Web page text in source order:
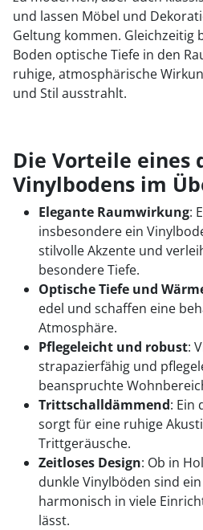
und lassen Möbel und
Geltung kommen. Gleichzeitig
Boden optische Tiefe in den
ruhige, atmosphärische
und Stil ausstrahlt.
Die Vorteile eines
Vinylbodens im
Elegante Raumwirkung:
insbesondere ein
stilvolle Akzente und
besondere Tiefe.
Optische Tiefe und
edel und schaffen eine
Atmosphäre.
Pflegeleicht und robust:
strapazierfähig und
beanspruchte
Trittschalldämmend: Ein
sorgt für eine ruhige
Trittgeräusche.
Zeitloses Design: Ob in
dunkle Vinylböden sind
harmonisch in viele
lässt.